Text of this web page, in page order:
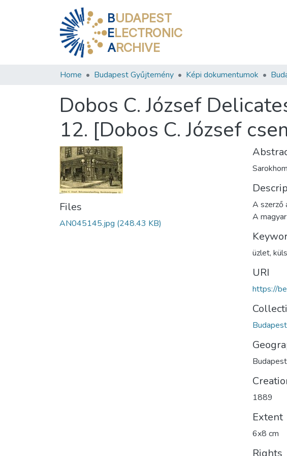
BUDAPEST
ELECTRONIC
ARCHIVE
Home Budapest Gyűjtemény Képi dokumentumok
Dobos C. József
12. [Dobos C. József
Files
AN045145.jpg (248.43 KB)
A szerző
A
üzlet,
URI
https://
1889
Extent
6x8 cm
Rights